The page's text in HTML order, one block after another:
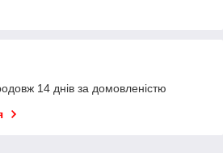
14 днів за домовленістю